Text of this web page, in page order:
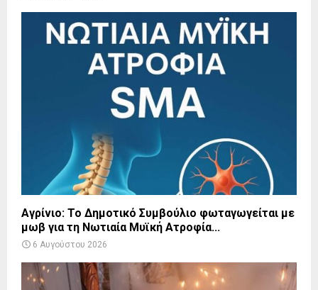
Αγρίνιο: Το Δημοτικό Συμβούλιο φωταγωγείται με
μωβ για τη Νωτιαία Μυϊκή Ατροφία...
6 Αυγούστου 2026